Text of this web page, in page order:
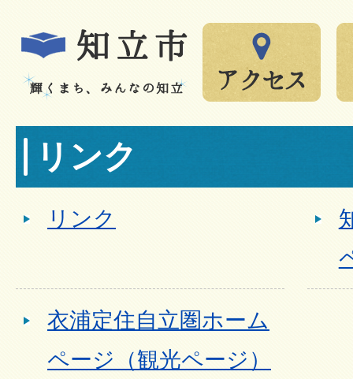
リンク
リンク
衣浦定住自立圏ホーム
ページ（観光ページ）